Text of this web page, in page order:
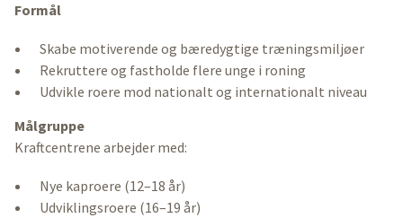
Formål
Skabe motiverende og bæredygtige træningsmiljøer
Rekruttere og fastholde flere unge i roning
Udvikle roere mod nationalt og internationalt niveau
Målgruppe
Kraftcentrene arbejder med:
Nye kaproere (12–18 år)
Udviklingsroere (16–19 år)